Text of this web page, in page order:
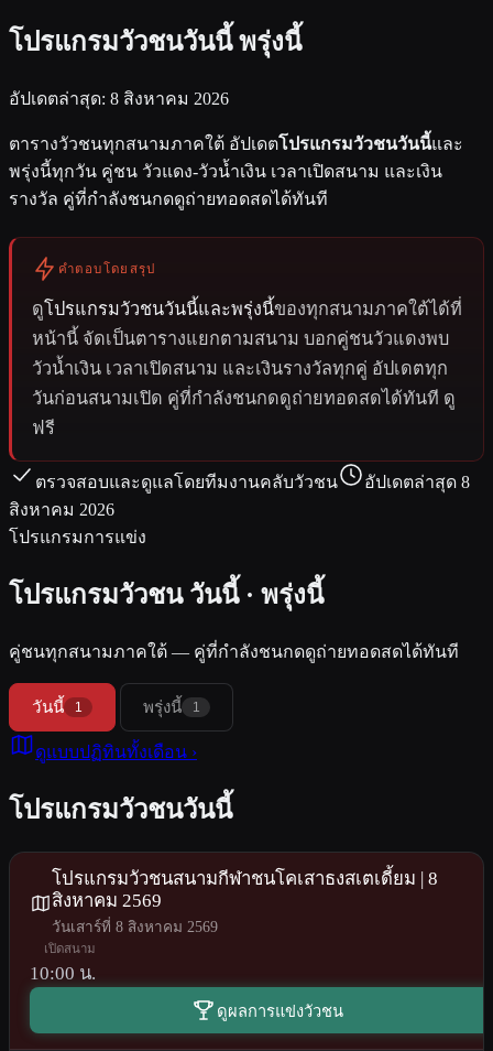
โปรแกรมวัวชนวันนี้ พรุ่งนี้
อัปเดตล่าสุด: 8 สิงหาคม 2026
ตารางวัวชนทุกสนามภาคใต้ อัปเดตโปรแกรมวัวชนวันนี้และ
พรุ่งนี้ทุกวัน คู่ชน วัวแดง-วัวน้ำเงิน เวลาเปิดสนาม และเงิน
รางวัล คู่ที่กำลังชนกดดูถ่ายทอดสดได้ทันที
คำตอบโดยสรุป
ดูโปรแกรมวัวชนวันนี้และพรุ่งนี้ของทุกสนามภาคใต้ได้ที่
หน้านี้ จัดเป็นตารางแยกตามสนาม บอกคู่ชนวัวแดงพบ
วัวน้ำเงิน เวลาเปิดสนาม และเงินรางวัลทุกคู่ อัปเดตทุก
วันก่อนสนามเปิด คู่ที่กำลังชนกดดูถ่ายทอดสดได้ทันที ดู
ฟรี
ตรวจสอบและดูแลโดยทีมงานคลับวัวชน
อัปเดตล่าสุด 8
สิงหาคม 2026
โปรแกรมการแข่ง
โปรแกรมวัวชนวันนี้ · พรุ่งนี้
คู่ชนทุกสนามภาคใต้ — คู่ที่กำลังชนกดดูถ่ายทอดสดได้ทันที
วันนี้ 1 พรุ่งนี้ 1
ดูแบบปฏิทินทั้งเดือน ›
โปรแกรมวัวชนวันนี้
โปรแกรมวัวชนสนามกีฬาชนโคเสาธงสเตเดี้ยม | 8
สิงหาคม 2569
วันเสาร์ที่ 8 สิงหาคม 2569
ดูผลการแข่งวัวชน
เปิดสนาม
10:00 น.